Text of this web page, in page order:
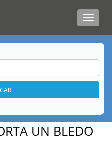
Menú
de
UN BLEDO